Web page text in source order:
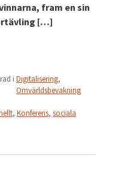
fram en sin
[…]
i Digitalisering,
Omvärldsbevakning
, Konferens, sociala